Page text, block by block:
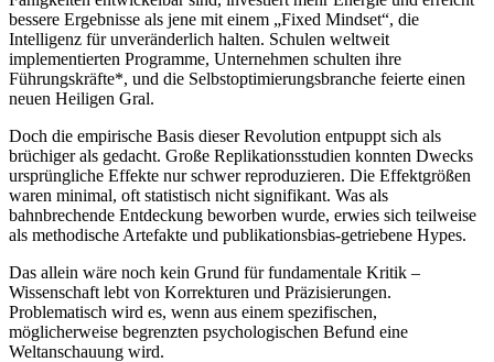
bessere Ergebnisse als jene mit einem „Fixed Mindset“, die
Intelligenz für unveränderlich halten. Schulen weltweit
implementierten Programme, Unternehmen schulten ihre
Führungskräfte*, und die Selbstoptimierungsbranche feierte einen
neuen Heiligen Gral.
Doch die empirische Basis dieser Revolution entpuppt sich als
brüchiger als gedacht. Große Replikationsstudien konnten Dwecks
ursprüngliche Effekte nur schwer reproduzieren. Die Effektgrößen
waren minimal, oft statistisch nicht signifikant. Was als
bahnbrechende Entdeckung beworben wurde, erwies sich teilweise
als methodische Artefakte und publikationsbias-getriebene Hypes.
Das allein wäre noch kein Grund für fundamentale Kritik –
Wissenschaft lebt von Korrekturen und Präzisierungen.
Problematisch wird es, wenn aus einem spezifischen,
möglicherweise begrenzten psychologischen Befund eine
Weltanschauung wird.